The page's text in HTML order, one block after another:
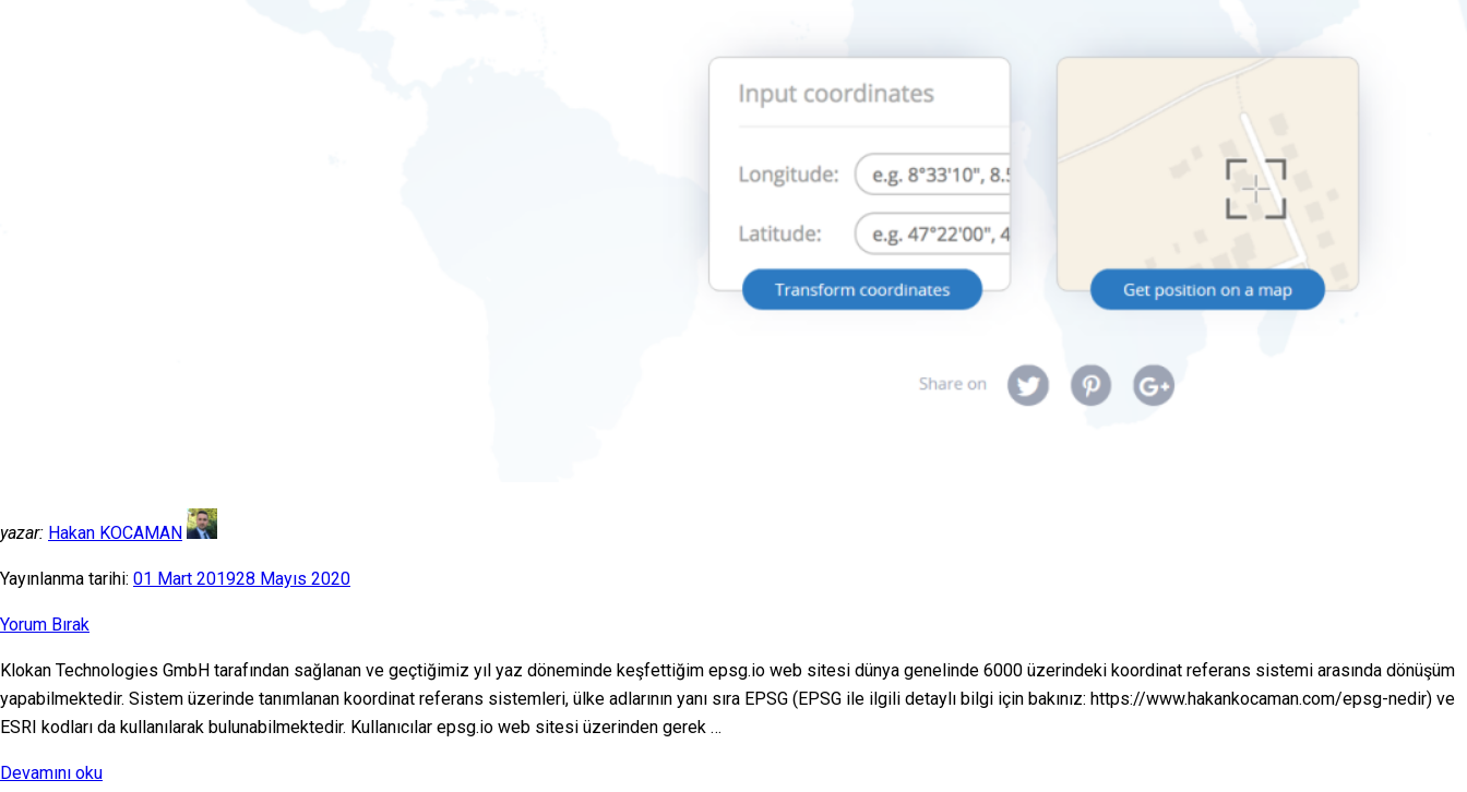
yazar: Hakan KOCAMAN
Yayınlanma tarihi: 01 Mart 201928 Mayıs 2020
Yorum Bırak
Klokan Technologies GmbH tarafından sağlanan ve geçtiğimiz yıl yaz döneminde keşfettiğim epsg.io web sitesi dünya genelinde 6000 üzerindeki koordinat referans sistemi arasında dönüşüm
yapabilmektedir. Sistem üzerinde tanımlanan koordinat referans sistemleri, ülke adlarının yanı sıra EPSG (EPSG ile ilgili detaylı bilgi için bakınız: https://www.hakankocaman.com/epsg-nedir) ve
ESRI kodları da kullanılarak bulunabilmektedir. Kullanıcılar epsg.io web sitesi üzerinden gerek …
Devamını oku“epsg.io